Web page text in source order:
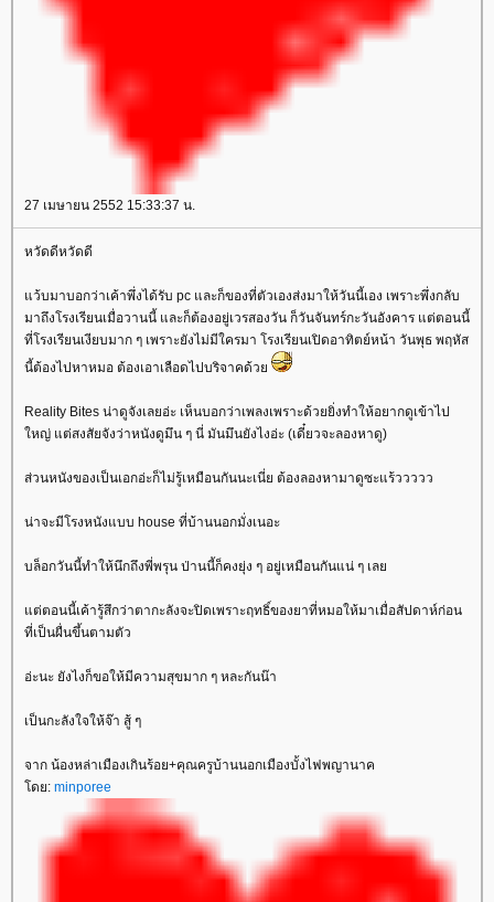
27 เมษายน 2552 15:33:37 น.
หวัดดีหวัดดี
ว้บมาบอกว่าเค้าพึ่งได้รับ pc และก็ของที่ตัวเองส่งมาให้วันนี้เอง เพราะพึ่งกลับ
มาถึงโรงเรียนเมื่อวานนี้ และก็ต้องอยู่เวรสองวัน ก็วันจันทร์กะวันอังคาร แต่ตอนนี้
ที่โรงเรียนเงียบมาก ๆ เพราะยังไม่มีใครมา โรงเรียนเปิดอาทิตย์หน้า วันพุธ พฤหัส
นี้ต้องไปหาหมอ ต้องเอาเลือดไปบริจาคด้ว
Reality Bites น่าดูจังเลยอ่ะ เห็นบอกว่าเพลงเพราะด้วยยิ่งทำให้อยากดูเข้าไป
หญ่ แต่สงสัยจังว่าหนังดูมึน ๆ นี่ มันมึนยังไงอ่ะ (เดี๋ยวจะลองหาดู)
ส่วนหนังของเป็นเอกอ่ะก็ไม่รู้เหมือนกันนะเนี่ย ต้องลองหามาดูซะแร้ววววว
น่าจะมีโรงหนังแบบ house ที่บ้านนอกมั่งเนอะ
บล็อกวันนี้ทำให้นึกถึงพี่พรุน ป่านนี้ก็คงยุ่ง ๆ อยู่เหมือนกันแน่ ๆ เล
ต่ตอนนี้เค้ารู้สึกว่าตากะลังจะปิดเพราะฤทธิ์ของยาที่หมอให้มาเมื่อสัปดาห์ก่อน
ที่เป็นผื่นขึ้นตามตัว
อ่ะนะ ยังไงก็ขอให้มีความสุขมาก ๆ หละกันน๊า
เป็นกะลังใจให้จ๊า สู้ ๆ
จาก น้องหล่าเมืองเกินร้อย+คุณครูบ้านนอกเมืองบั้งไฟพญานาค
ดย: minporee